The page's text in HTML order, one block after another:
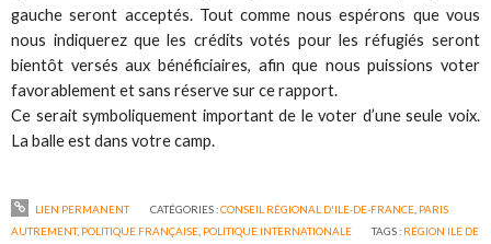
gauche seront acceptés. Tout comme nous espérons que vous
nous indiquerez que les crédits votés pour les réfugiés seront
bientôt versés aux bénéficiaires, afin que nous puissions voter
favorablement et sans réserve sur ce rapport.
Ce serait symboliquement important de le voter d’une seule voix.
La balle est dans votre camp.
LIEN PERMANENT CATÉGORIES :CONSEIL RÉGIONAL D'ILE-DE-FRANCE, PARIS
AUTREMENT, POLITIQUE FRANÇAISE POLITIQUE INTERNATIONALE TAGS : RÉGION ILE DE